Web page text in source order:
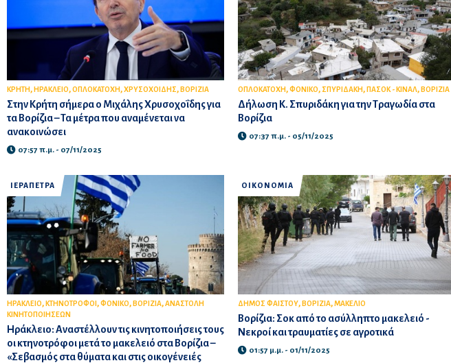
ΚΡΗΤΗ, ΗΡΑΚΛΕΙΟ,ΟΠΛΟΚΑΤΟΧΗ,ΧΡΥΣΟΧΟΙΔΗΣ, ΒΟΡΙΖΙΑ
Στην Κρήτη σήμερα ο Μιχάλης Χρυσοχοΐδης για
τα Βορίζια – Τα μέτρα που αναμένεται να
ανακοινώσει
07:57 π.μ. - 07/11/2025
ΟΠΛΟΚΑΤΟΧΗ,ΦΟΝΙΚΟ, ΣΠΥΡΙΔΑΚΗ, ΠΑΣΟΚ - ΚΙΝΑΛ, ΒΟΡΙΖΙΑ
Δήλωση Κ. Σπυριδάκη για την Τραγωδία στα
Βορίζια
07:37 π.μ. - 05/11/2025
ΙΕΡΑΠΕΤΡΑ
ΗΡΑΚΛΕΙΟ, ΚΤΗΝΟΤΡΟΦΟΙ ,ΦΟΝΙΚΟ, ΒΟΡΙΖΙΑ,ΑΝΑΣΤΟΛΗ
ΚΙΝΗΤΟΠΟΙΗΣΕΩΝ
Ηράκλειο: Αναστέλλουν τις κινητοποιήσεις τους
οι κτηνοτρόφοι μετά το μακελειό στα Βορίζια –
«Σεβασμός στα θύματα και στις οικογένειές
ΟΙΚΟΝΟΜΙΑ
ΔΗΜΟΣ ΦΑΙΣΤΟΥ, ΒΟΡΙΖΙΑ,ΜΑΚΕΛΙΟ
Βορίζια: Σοκ από το ασύλληπτο μακελειό -
Νεκροί και τραυματίες σε αγροτικά
01:57 μ.μ. - 01/11/2025